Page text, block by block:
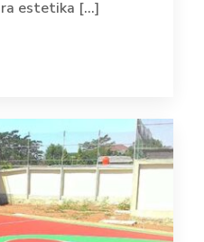
estetika [...]